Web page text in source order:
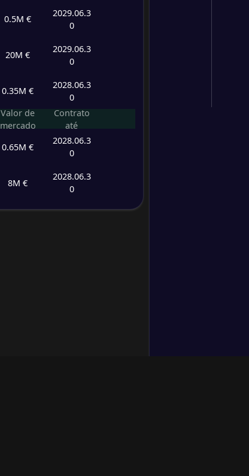
0.5M €
2029.06.3
0
20M €
2029.06.3
0
0.35M €
2028.06.3
0
Valor de
mercado
Contrato
até
0.65M €
2028.06.3
0
8M €
2028.06.3
0